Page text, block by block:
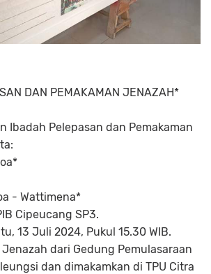
DAN PEMAKAMAN JENAZAH*
Ibadah Pelepasan dan Pemakaman
- Wattimena*
Cipeucang SP3.
13 Juli 2024, Pukul 15.30 WIB.
dari Gedung Pemulasaraan
dan dimakamkan di TPU Citra